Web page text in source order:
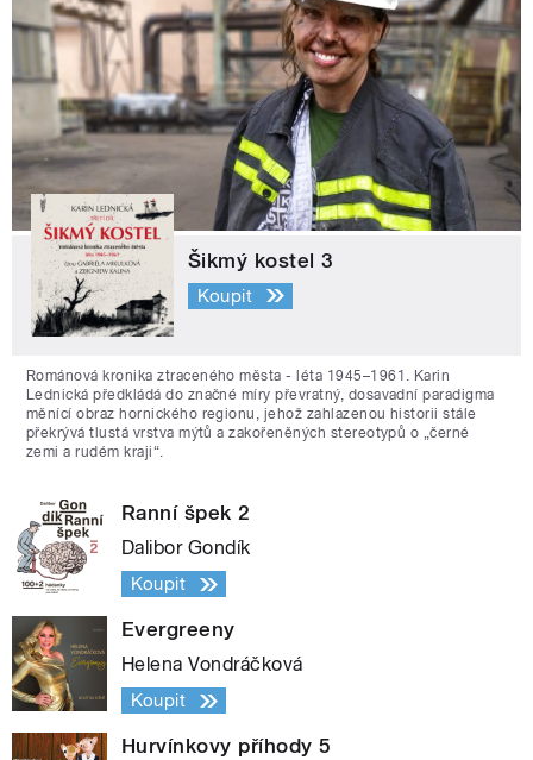
Šikmý kostel 3
Koupit
Románová kronika ztraceného města - léta 1945–1961. Karin
Lednická předkládá do značné míry převratný, dosavadní paradigma
měnící obraz hornického regionu, jehož zahlazenou historii stále
překrývá tlustá vrstva mýtů a zakořeněných stereotypů o „černé
zemi a rudém kraji“.
Ranní špek 2
Dalibor Gondík
Koupit
Evergreeny
Helena Vondráčková
Koupit
Hurvínkovy příhody 5